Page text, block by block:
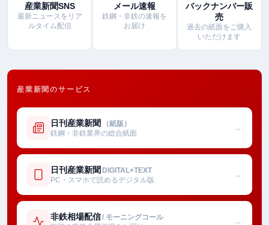
産業新聞SNS
最新ニュースをリア
ルタイム配信
メール速報
鉄鋼・非鉄の速報を
お届け
バックナンバー販
売
過去の紙面をご購入
いただけます
産業新聞のサービス
日刊産業新聞 （紙版）
鉄鋼・非鉄業界の総合紙面
→
日刊産業新聞 DIGITAL+TEXT
PC・スマホで読めるデジタル版
→
非鉄相場配信/ モーニングコール →